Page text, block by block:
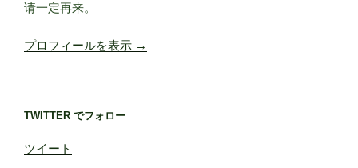
请一定再来。
プロフィールを表示 →
TWITTER でフォロー
ツイート